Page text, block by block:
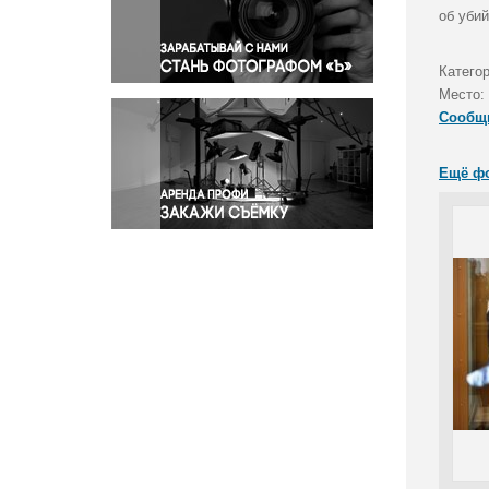
Правосудие
Происшествия и конфликты
Религия
Светская жизнь
Спорт
Экология
Экономика и бизнес
об
Место:
Ещё